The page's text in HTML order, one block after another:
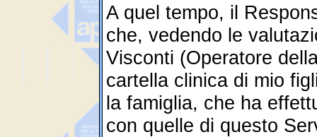
A quel tempo, il
che, vedendo le
Visconti (Operatore
cartella clinica di mio
la famiglia, che ha
con quelle di questo